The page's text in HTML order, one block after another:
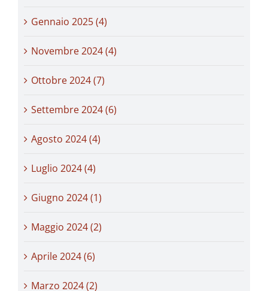
Gennaio 2025 (4)
Novembre 2024 (4)
Ottobre 2024 (7)
Settembre 2024 (6)
Agosto 2024 (4)
Luglio 2024 (4)
Giugno 2024 (1)
Maggio 2024 (2)
Aprile 2024 (6)
Marzo 2024 (2)